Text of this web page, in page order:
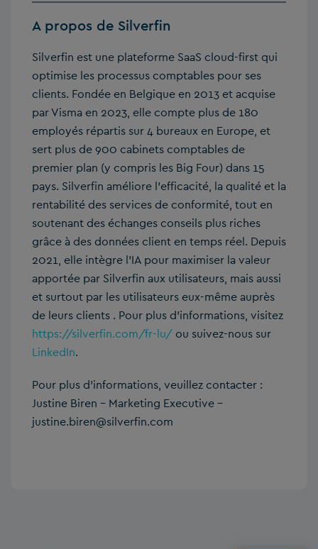
A propos de Silverfin
Silverfin est une plateforme SaaS cloud-first qui
optimise les processus comptables pour ses
clients. Fondée en Belgique en 2013 et acquise
par Visma en 2023, elle compte plus de 180
employés répartis sur 4 bureaux en Europe, et
sert plus de 900 cabinets comptables de
premier plan (y compris les Big Four) dans 15
pays. Silverfin améliore l’efficacité, la qualité et la
rentabilité des services de conformité, tout en
soutenant des échanges conseils plus riches
grâce à des données client en temps réel. Depuis
2021, elle intègre l’IA pour maximiser la valeur
apportée par Silverfin aux utilisateurs, mais aussi
et surtout par les utilisateurs eux-même auprès
de leurs clients . Pour plus d’informations, visitez
https://silverfin.com/fr-lu/ ou suivez-nous sur
LinkedIn.
Pour plus d’informations, veuillez contacter :
Justine Biren – Marketing Executive –
justine.biren@silverfin.com